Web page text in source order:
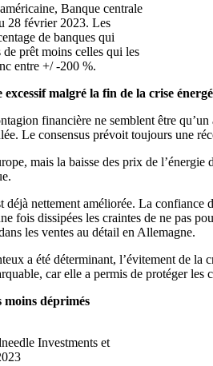
Banque centrale
28 février 2023. Les
de banques qui
prêt moins celles qui les
entre +/ -200 %.
malgré la fin de la crise
financière ne semblent être
Le consensus prévoit toujours une
mais la baisse des prix de
déjà nettement améliorée. La
fois dissipées les craintes de ne pas
les ventes au détail en Allemagne.
a été déterminant, l’évitement de la
car elle a permis de protéger
moins déprimés
Investments et